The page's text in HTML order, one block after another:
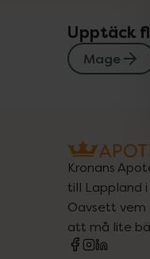
Upptäck
Mage
Kronans
till Lappland i
Oavsett vem
att må lite